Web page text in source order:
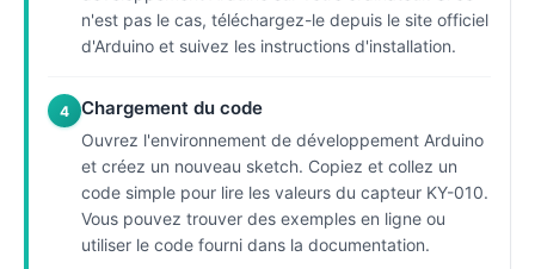
n'est pas le cas, téléchargez-le depuis le site officiel
d'Arduino et suivez les instructions d'installation.
4 Chargement du code
Ouvrez l'environnement de développement Arduino
et créez un nouveau sketch. Copiez et collez un
code simple pour lire les valeurs du capteur KY-010.
Vous pouvez trouver des exemples en ligne ou
utiliser le code fourni dans la documentation.